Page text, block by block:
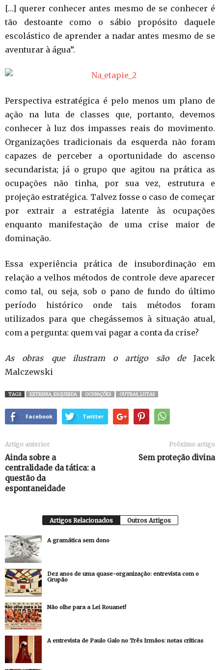
[…] querer conhecer antes mesmo de se conhecer é
tão destoante como o sábio propósito daquele
escolástico de aprender a nadar antes mesmo de se
aventurar à água”.
Perspectiva estratégica é pelo menos um plano de
ação na luta de classes que, portanto, devemos
conhecer à luz dos impasses reais do movimento.
Organizações tradicionais da esquerda não foram
capazes de perceber a oportunidade do ascenso
secundarista; já o grupo que agitou na prática as
ocupações não tinha, por sua vez, estrutura e
projeção estratégica. Talvez fosse o caso de começar
por extrair a estratégia latente às ocupações
enquanto manifestação de uma crise maior de
dominação.
Essa experiência prática de insubordinação em
relação a velhos métodos de controle deve aparecer
como tal, ou seja, sob o pano de fundo do último
período histórico onde tais métodos foram
utilizados para que chegássemos à situação atual,
com a pergunta: quem vai pagar a conta da crise?
As obras que ilustram o artigo são deJacek
Malczewski
TAGS EXTREMA_ESQUERDA OCUPAÇÕES OUTRAS_LUTAS
Facebook Twitter
Artigo anterior
Ainda sobre a
centralidade da tática: a
questão da
espontaneidade
Próximo artigo
Sem proteção divina
Artigos Relacionados Outros Artigos
A gramática sem dono
Dez anos de uma quase-organização: entrevista com o
Grupão
Não olhe para a Lei Rouanet!
A entrevista de Paulo Galo no Três Irmãos: notas críticas